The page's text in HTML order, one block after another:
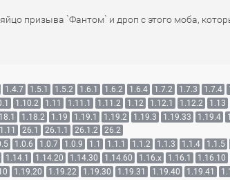
призыва `Фантом` и дроп с этого моба,
1.4.7 1.5.1 1.5.2 1.6.1 1.6.2 1.6.4 1.7.2 1.7.3 1.7.4
1.10.2 1.11 1.11.1 1.11.2 1.12 1.12.1 1.12.2 1.13
1.18.2 1.19 1.19.1 1.19.2 1.19.3 1.19.33 1.19.4
26.1 26.1.1 26.1.2 26.2
1.0.6 1.0.7 1.0.9 1.1 1.1.1 1.1.2 1.1.3 1.1.4 1.1.5
1.14.1 1.14.20 1.14.30 1.14.60 1.16.x 1.16.1 1.16.10
1.19.20 1.19.22 1.19.30 1.19.31 1.19.40 1.19.41